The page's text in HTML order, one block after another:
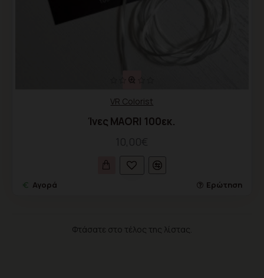
VR Colorist
Ίνες MAORI 100εκ.
Αγορά Ερώτηση
Φτάσατε στο τέλος της λίστας.